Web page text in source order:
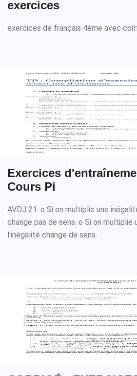
exercices
exercices de français 4ème avec
Exercices
Cours Pi
AVDJ 21. o Si on multiplie une
change pas de sens. o Si on multiplie
l'inégalité change de sens.